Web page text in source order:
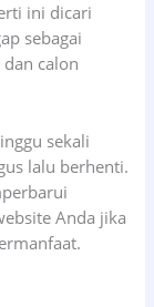
ini dicari
sebagai
calon
sekali
lalu berhenti.
Anda jika